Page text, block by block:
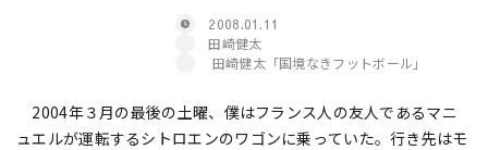
2008.01.11
田崎健太
田崎健太「国境なきフットボール」
2004年３月の最後の土曜、僕はフランス人の友人であるマニ
ュエルが運転するシトロエンのワゴンに乗っていた。行き先はモ